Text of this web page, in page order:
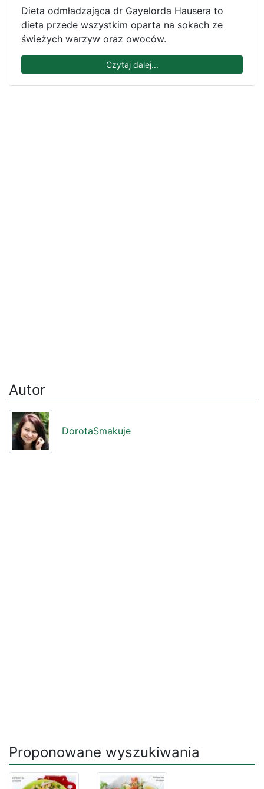
Dieta odmładzająca dr Gayelorda Hausera to
dieta przede wszystkim oparta na sokach ze
świeżych warzyw oraz owoców.
Czytaj dalej...
Autor
DorotaSmakuje
Proponowane wyszukiwania